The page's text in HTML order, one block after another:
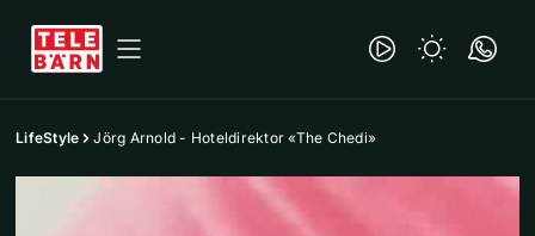
LifeStyle Jörg Arnold - Hoteldirektor «The Chedi»